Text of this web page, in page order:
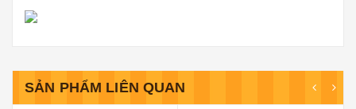
SẢN PHẨM LIÊN QUAN